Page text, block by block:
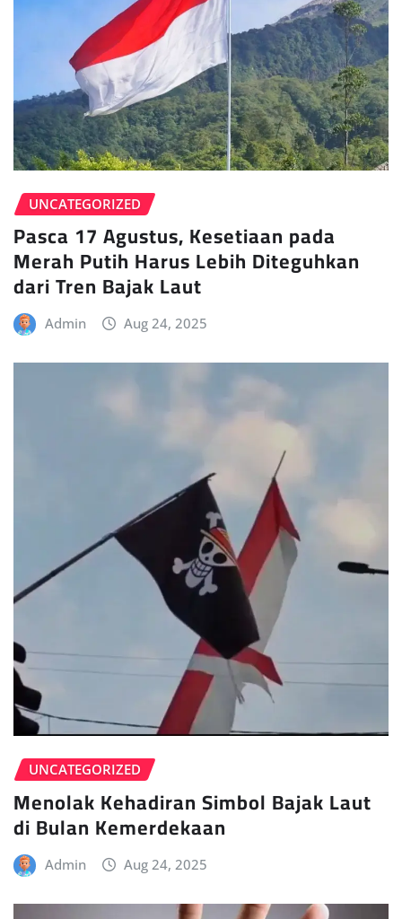
UNCATEGORIZED
Pasca 17 Agustus, Kesetiaan pada
Merah Putih Harus Lebih Diteguhkan
dari Tren Bajak Laut
Admin Aug 24, 2025
UNCATEGORIZED
Menolak Kehadiran Simbol Bajak Laut
di Bulan Kemerdekaan
Admin Aug 24, 2025